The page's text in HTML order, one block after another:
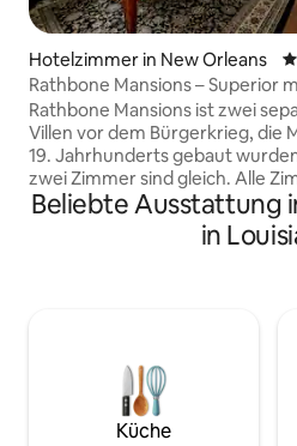
Hotelzimmer in New Orleans
Rathbone Mansions – Superior
Kingsize-Bett
Rathbone Mansions ist zwei
Villen vor dem Bürgerkrieg, die
19. Jahrhunderts gebaut
zwei Zimmer sind gleich. Alle
verfügen über Memory-
Matratzen, Fernseher,
Kaffeemaschinen und
Matratzen, Fernsehern,
und Minikühlschränken sowie
kostenlosem WLAN
beachte: Alle unsere Zimmer
Beliebte Ausstattung
in
Küche